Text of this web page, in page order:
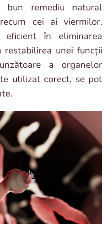
remediu natural
cei ai viermilor.
în eliminarea
unei funcții
a organelor
utilizat corect, se pot